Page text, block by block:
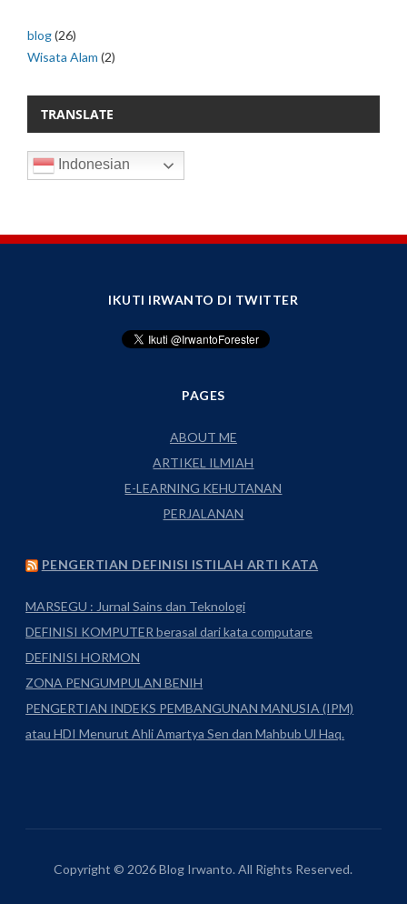
blog(26)
Wisata Alam (2)
TRANSLATE
Indonesian
IKUTI IRWANTO DI TWITTER
PAGES
ABOUT ME
ARTIKEL ILMIAH
E-LEARNING KEHUTANAN
PERJALANAN
PENGERTIAN DEFINISI ISTILAH ARTI KATA
MARSEGU : Jurnal Sains dan Teknologi
DEFINISI KOMPUTER berasal dari kata computare
DEFINISI HORMON
ZONA PENGUMPULAN BENIH
PENGERTIAN INDEKS PEMBANGUNAN MANUSIA (IPM)
atau HDI Menurut Ahli Amartya Sen dan Mahbub Ul Haq.
Copyright © 2026 Blog Irwanto. All Rights Reserved.